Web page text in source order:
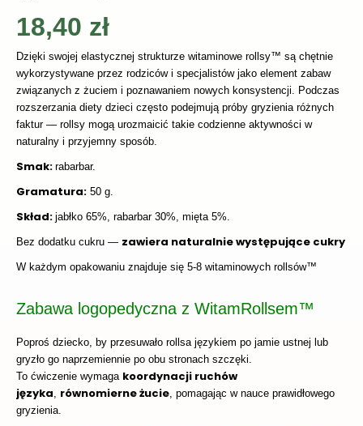
18,40 zł
Dzięki swojej elastycznej strukturze witaminowe rollsy™ są chętnie
wykorzystywane przez rodziców i specjalistów jako element zabaw
związanych z żuciem i poznawaniem nowych konsystencji. Podczas
rozszerzania diety dzieci często podejmują próby gryzienia różnych
faktur — rollsy mogą urozmaicić takie codzienne aktywności w
naturalny i przyjemny sposób.
Smak: rabarbar.
Gramatura: 50 g.
Skład: jabłko 65%, rabarbar 30%, mięta 5%.
Bez dodatku cukru — zawiera naturalnie występujące cukry
W każdym opakowaniu znajduje się 5-8 witaminowych rollsów™
Zabawa logopedyczna z WitamRollsem™
Poproś dziecko, by przesuwało rollsa językiem po jamie ustnej lub
gryzło go naprzemiennie po obu stronach szczęki.
To ćwiczenie wymaga koordynacji ruchów
języka równomierne żucie , pomagając w nauce prawidłowego
gryzienia.